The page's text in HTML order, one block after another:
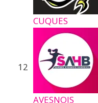
CUQUES
12
AVESNOIS